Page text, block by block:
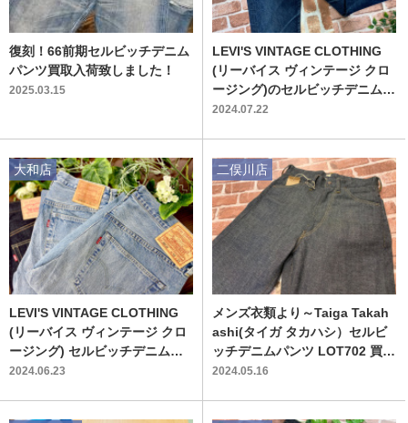
復刻！66前期セルビッチデニム
パンツ買取入荷致しました！
2025.03.15
LEVI'S VINTAGE CLOTHING
(リーバイス ヴィンテージ クロ
ージング)のセルビッチデニムパ
ンツを買取入荷致しました！
2024.07.22
LEVI'S VINTAGE CLOTHING
(リーバイス ヴィンテージ クロ
ージング) セルビッチデニムパ
ンツ 多数買取入荷いたしまし
2024.06.23
大和店
メンズ衣類より～Taiga Takah
ashi(タイガ タカハシ）セルビ
ッチデニムパンツ LOT702 買取
入荷致しました！
2024.05.16
二俣川店